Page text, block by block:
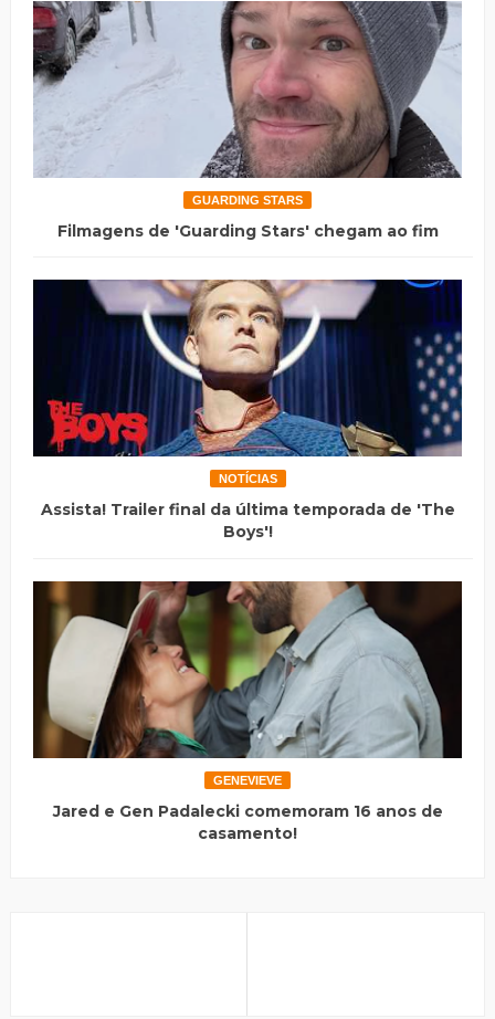
GUARDING STARS
Filmagens de 'Guarding Stars' chegam ao fim
NOTÍCIAS
Assista! Trailer final da última temporada de 'The
Boys'!
GENEVIEVE
Jared e Gen Padalecki comemoram 16 anos de
casamento!